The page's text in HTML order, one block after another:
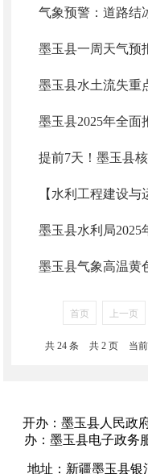
气象预警：道路结
墨玉县一周天气预
墨玉县气象高温黄
首页 上一页
共 24 条 共 2 页 当
开办：墨玉县人民政
办：墨玉县电子政务
地址：新疆墨玉县银